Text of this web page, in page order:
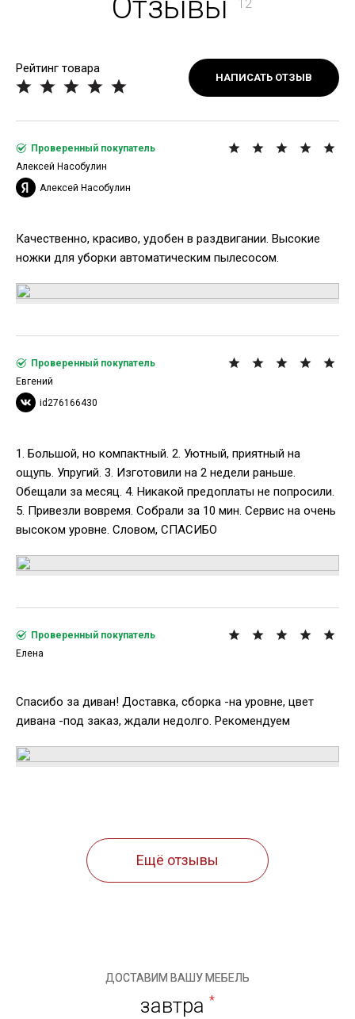
Отзывы 12
Рейтинг товара
НАПИСАТЬ ОТЗЫВ
Качественно, красиво, удобен в раздвигании. Высокие
ножки для уборки автоматическим пылесосом.
Проверенный покупатель
Алексей Насобулин
Алексей Насобулин
1. Большой, но компактный. 2. Уютный, приятный на
ощупь. Упругий. 3. Изготовили на 2 недели раньше.
Обещали за месяц. 4. Никакой предоплаты не попросили.
5. Привезли вовремя. Собрали за 10 мин. Сервис на очень
высоком уровне. Словом, СПАСИБО
Проверенный покупатель
Евгений
id276166430
Спасибо за диван! Доставка, сборка -на уровне, цвет
дивана -под заказ, ждали недолго. Рекомендуем
Проверенный покупатель
Елена
Ещё отзывы
ДОСТАВИМ ВАШУ МЕБЕЛЬ
завтра *